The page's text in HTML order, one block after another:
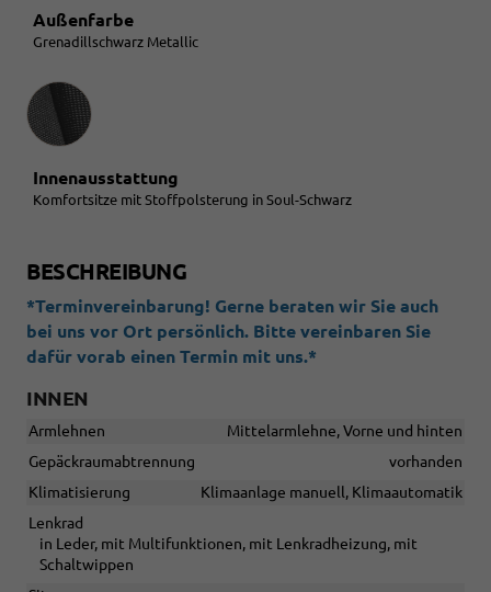
Außenfarbe
Grenadillschwarz Metallic
Innenausstattung
Innenausstattung
Komfortsitze mit Stoffpolsterung in Soul-Schwarz
BESCHREIBUNG
*Terminvereinbarung! Gerne beraten wir Sie auch
bei uns vor Ort persönlich. Bitte vereinbaren Sie
dafür vorab einen Termin mit uns.*
INNEN
Armlehnen
Mittelarmlehne, Vorne und hinten
Gepäckraumabtrennung
vorhanden
Klimatisierung
Klimaanlage manuell, Klimaautomatik
Lenkrad
in Leder, mit Multifunktionen, mit Lenkradheizung, mit
Schaltwippen